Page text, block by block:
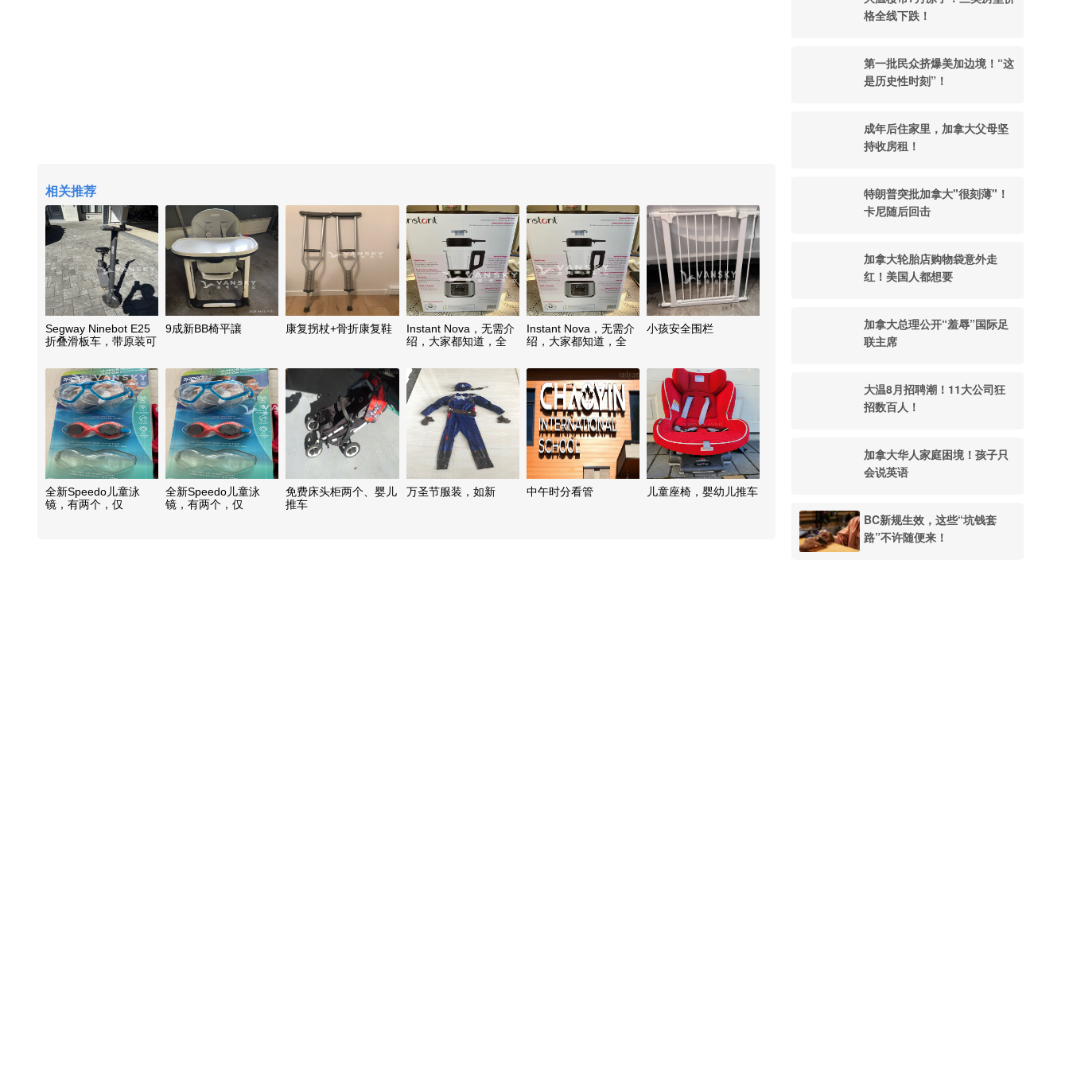
格全线下跌！
第一批民众挤爆美加边境！“这
是历史性时刻”！
成年后住家里，加拿大父母坚
持收房租！
特朗普突批加拿大"很刻薄"！
卡尼随后回击
加拿大轮胎店购物袋意外走
红！美国人都想要
加拿大总理公开“羞辱”国际足
联主席
大温8月招聘潮！11大公司狂
招数百人！
加拿大华人家庭困境！孩子只
会说英语
BC新规生效，这些“坑钱套
路”不许随便来！
相关推荐
Segway Ninebot E25
折叠滑板车，带原装可
9成新BB椅平讓 康复拐杖+骨折康复鞋
Instant Nova，无需介
绍，大家都知道，全
Instant Nova，无需介
绍，大家都知道，全
小孩安全围栏
全新Speedo儿童泳
镜，有两个，仅
全新Speedo儿童泳
镜，有两个，仅
免费床头柜两个、婴儿
推车
万圣节服装，如新 中午时分看管 儿童座椅，婴幼儿推车